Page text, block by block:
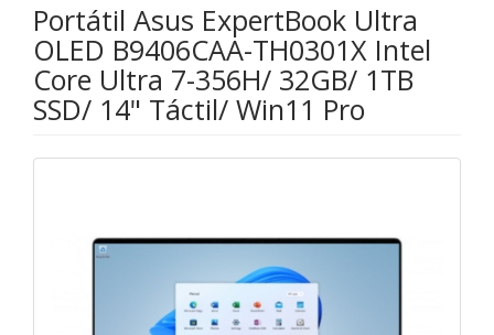
Portátil Asus ExpertBook Ultra
OLED B9406CAA-TH0301X Intel
Core Ultra 7-356H/ 32GB/ 1TB
SSD/ 14" Táctil/ Win11 Pro